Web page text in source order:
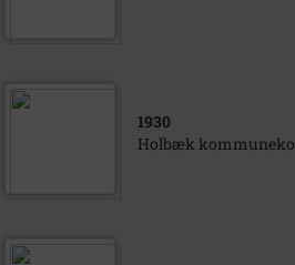
1930
Holbæk